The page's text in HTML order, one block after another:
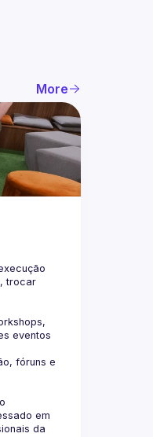
More
trocar
eventos
fóruns e
em
da